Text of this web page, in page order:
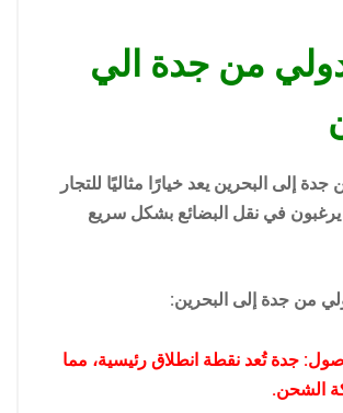
من جدة الي
إلى البحرين يعد خيارًا مثاليًا للتجار
يرغبون في نقل البضائع بشكل سريع
من جدة إلى البحرين:
جدة تُعد نقطة انطلاق رئيسية، مما
الشحن.